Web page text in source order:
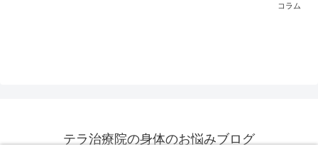
コラム
テラ治療院の身体のお悩みブログ